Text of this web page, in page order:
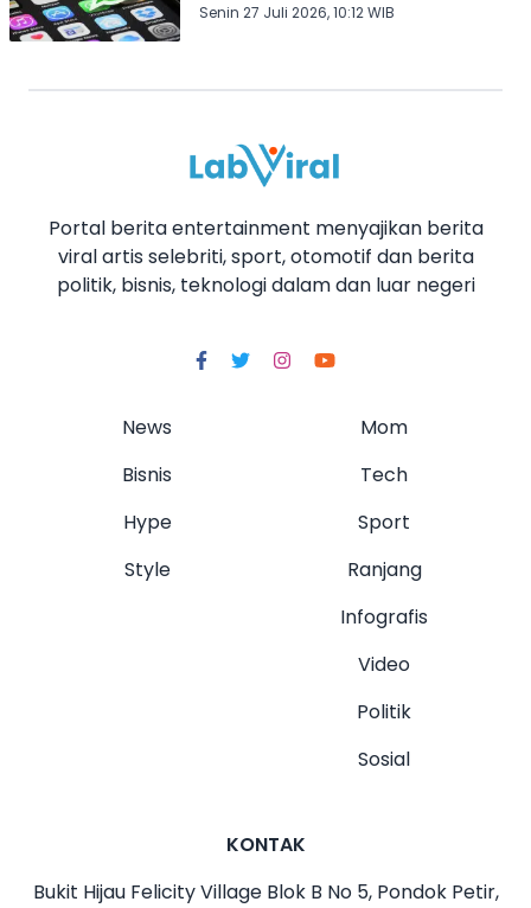
Senin 27 Juli 2026, 10:12 WIB
Portal berita entertainment menyajikan berita
viral artis selebriti, sport, otomotif dan berita
politik, bisnis, teknologi dalam dan luar negeri
News
Bisnis
Hype
Style
Mom
Tech
Sport
Ranjang
Infografis
Video
Politik
Sosial
KONTAK
Bukit Hijau Felicity Village Blok B No 5, Pondok Petir,